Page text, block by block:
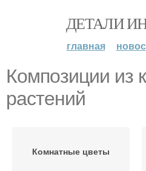
ДЕТАЛИ
главная
Композиции из
растений
Комнатные цветы